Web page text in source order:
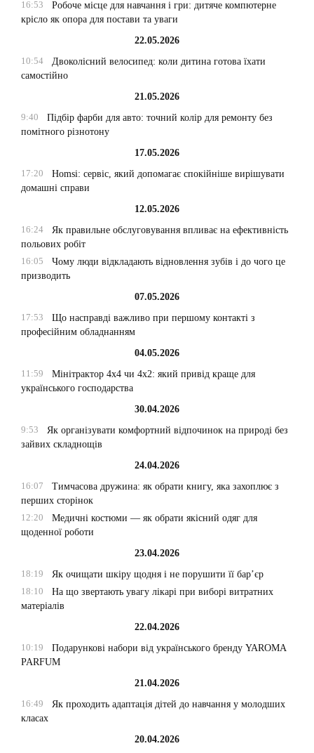
16:53
Робоче місце для навчання і гри: дитяче компютерне
крісло як опора для постави та уваги
22.05.2026
10:54
Двоколісний велосипед: коли дитина готова їхати
самостійно
21.05.2026
9:40
Підбір фарби для авто: точний колір для ремонту без
помітного різнотону
17.05.2026
17:20
Homsi: сервіс, який допомагає спокійніше вирішувати
домашні справи
12.05.2026
16:24
Як правильне обслуговування впливає на ефективність
польових робіт
16:05
Чому люди відкладають відновлення зубів і до чого це
призводить
07.05.2026
17:53
Що насправді важливо при першому контакті з
професійним обладнанням
04.05.2026
11:59
Мінітрактор 4х4 чи 4х2: який привід краще для
українського господарства
30.04.2026
9:53
Як організувати комфортний відпочинок на природі без
зайвих складнощів
24.04.2026
16:07
Тимчасова дружина: як обрати книгу, яка захоплює з
перших сторінок
12:20
Медичні костюми — як обрати якісний одяг для
щоденної роботи
23.04.2026
18:19
Як очищати шкіру щодня і не порушити її бар’єр
18:10
На що звертають увагу лікарі при виборі витратних
матеріалів
22.04.2026
10:19
Подарункові набори від українського бренду YAROMA
PARFUM
21.04.2026
16:49
Як проходить адаптація дітей до навчання у молодших
класах
20.04.2026